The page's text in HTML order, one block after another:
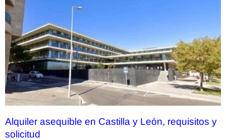
Alquiler asequible en Castilla y León, requisitos y
solicitud